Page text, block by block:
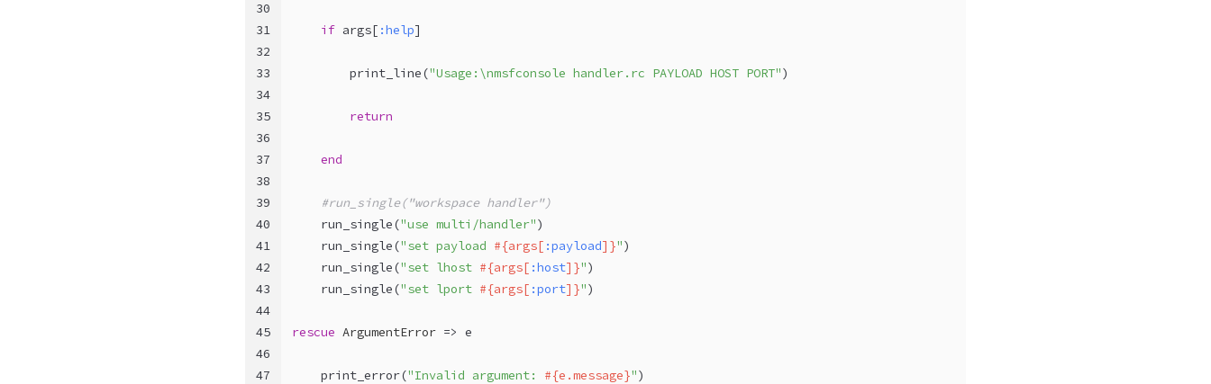
30
31
32
33
34
35
36
37
38
39
40
41
42
43
44
45
46
47
if args[ :help]
        print_line(
"Usage:\nmsfconsole handler.rc PAYLOAD HOST PORT")
return
end
#run_single("workspace handler")
    run_single(
"use multi/handler")
    run_single(
"set payload #{args[ :payload]}")
    run_single(
"set lhost #{args[ :host]}")
    run_single(
"set lport #{args[ :port]}")
rescue ArgumentError => e
    print_error(
"Invalid argument: #{e.message}")